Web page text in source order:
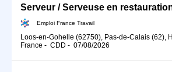
Serveur / Serveuse en
Emploi France Travail
Loos-en-Gohelle (62750), Pas-de-Calais (62),
France - CDD - 07/08/2026